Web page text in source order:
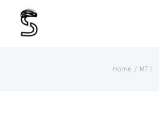
naar
Home MT1